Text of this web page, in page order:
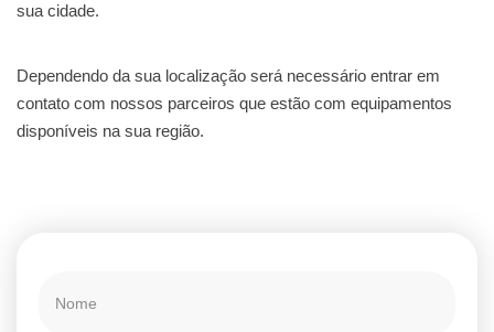
sua cidade.
Dependendo da sua localização será necessário entrar em
contato com nossos parceiros que estão com equipamentos
disponíveis na sua região.